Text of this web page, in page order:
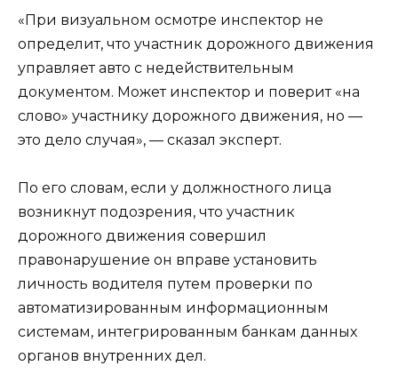
«При визуальном осмотре инспектор не
определит, что участник дорожного движения
управляет авто с недействительным
документом. Может инспектор и поверит «на
слово» участнику дорожного движения, но —
это дело случая», — сказал эксперт.
По его словам, если у должностного лица
возникнут подозрения, что участник
дорожного движения совершил
правонарушение он вправе установить
личность водителя путем проверки по
автоматизированным информационным
системам, интегрированным банкам данных
органов внутренних дел.